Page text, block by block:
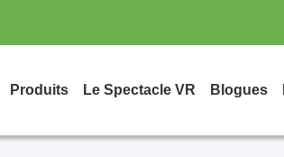
Produits Le Spectacle VR Blogues